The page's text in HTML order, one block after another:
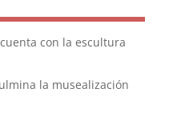
con la escultura
la musealización